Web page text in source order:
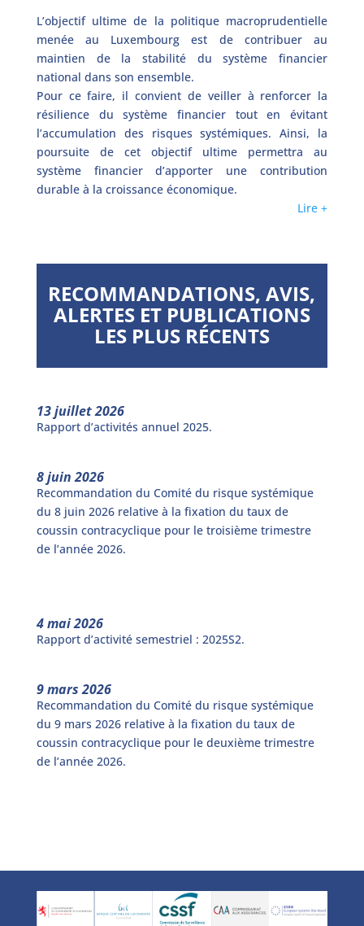
L’objectif ultime de la politique macroprudentielle
menée au Luxembourg est de contribuer au
maintien de la stabilité du système financier
national dans son ensemble.
Pour ce faire, il convient de veiller à renforcer la
résilience du système financier tout en évitant
l’accumulation des risques systémiques. Ainsi, la
poursuite de cet objectif ultime permettra au
système financier d’apporter une contribution
durable à la croissance économique.
Lire +
RECOMMANDATIONS, AVIS,
ALERTES ET PUBLICATIONS
LES PLUS RÉCENTS
13 juillet 2026
Rapport d’activités annuel 2025.
8 juin 2026
Recommandation du Comité du risque systémique
du 8 juin 2026 relative à la fixation du taux de
coussin contracyclique pour le troisième trimestre
de l’année 2026.
4 mai 2026
Rapport d’activité semestriel : 2025S2.
9 mars 2026
Recommandation du Comité du risque systémique
du 9 mars 2026 relative à la fixation du taux de
coussin contracyclique pour le deuxième trimestre
de l’année 2026.